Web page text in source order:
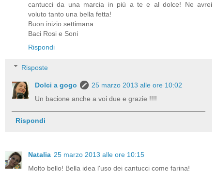
cantucci da una marcia in più a te e al dolce! Ne avrei
voluto tanto una bella fetta!
Buon inizio settimana
Baci Rosi e Soni
Rispondi
Risposte
Dolci a gogo
25 marzo 2013 alle ore 10:02
Un bacione anche a voi due e grazie !!!!
Rispondi
Natalia 25 marzo 2013 alle ore 10:15
Molto bello! Bella idea l'uso dei cantucci come farina!